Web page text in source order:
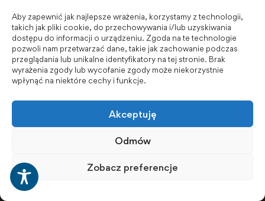
Aby zapewnić jak najlepsze wrażenia, korzystamy z technologii,
takich jak pliki cookie, do przechowywania i/lub uzyskiwania
dostępu do informacji o urządzeniu. Zgoda na te technologie
pozwoli nam przetwarzać dane, takie jak zachowanie podczas
przeglądania lub unikalne identyfikatory na tej stronie. Brak
wyrażenia zgody lub wycofanie zgody może niekorzystnie
wpłynąć na niektóre cechy i funkcje.
Akceptuję
Odmów
Zobacz preferencje
Instytuty
Studia
Biuro Obsługi Osób z Niepełnosprawnościami
Deklaracja dostępności
Eunomia
ENGLISH VERSION